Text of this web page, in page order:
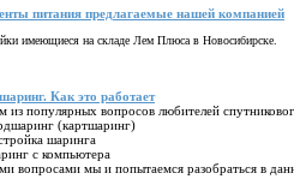
питания предлагаемые нашей компанией
имеющиеся на складе Лем Плюса в Новосибирске.
Как это работает
из популярных вопросов любителей
(картшаринг)
шаринга
с компьютера
вопросами мы и попытаемся разобраться в